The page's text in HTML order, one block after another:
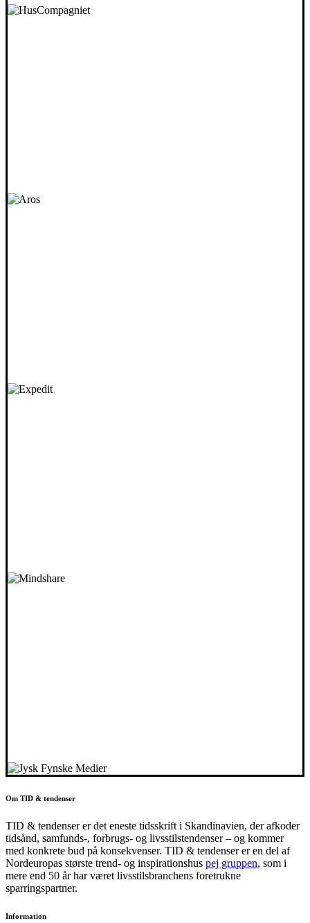
Om TID & tendenser
TID & tendenser er det eneste tidsskrift i Skandinavien, der afkoder
tidsånd, samfunds-, forbrugs- og livsstilstendenser – og kommer
med konkrete bud på konsekvenser. TID & tendenser er en del af
Nordeuropas største trend- og inspirationshus pej gruppen, som i
mere end 50 år har været livsstilsbranchens foretrukne
sparringspartner.
Information